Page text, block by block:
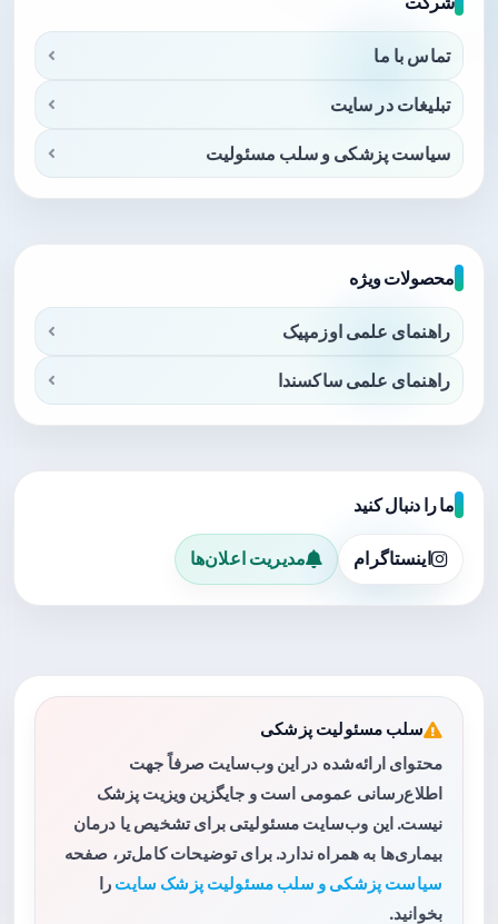
تماس با ما
تبلیغات در سایت
سیاست پزشکی و سلب مسئولیت
محصولات ویژه
راهنمای علمی اوزمپیک
راهنمای علمی ساکسندا
ما را دنبال کنید
اینستاگرام مدیریت اعلان‌ها
سلب مسئولیت پزشکی
محتوای ارائه‌شده در این وب‌سایت صرفاً جهت
اطلاع‌رسانی عمومی است و جایگزین ویزیت پزشک
نیست. این وب‌سایت مسئولیتی برای تشخیص یا درمان
بیماری‌ها به همراه ندارد. برای توضیحات کامل‌تر، صفحه
سیاست پزشکی و سلب مسئولیت پزشک سایت را
بخوانید.